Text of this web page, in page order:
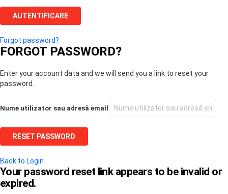
Forgot password?
FORGOT PASSWORD?
Enter your account data and we will send you a link to reset your
password.
Nume utilizator sau adresă email
Back to Login
Your password reset link appears to be invalid or
expired.